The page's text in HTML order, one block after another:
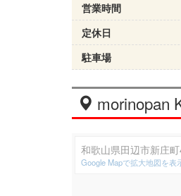
営業時間
定休日
駐車場
morinopan
和歌山県田辺市新庄
Google Mapで拡大地図を表